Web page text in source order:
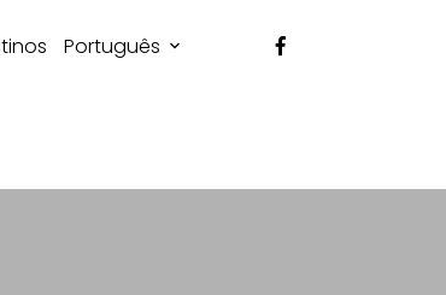
Português